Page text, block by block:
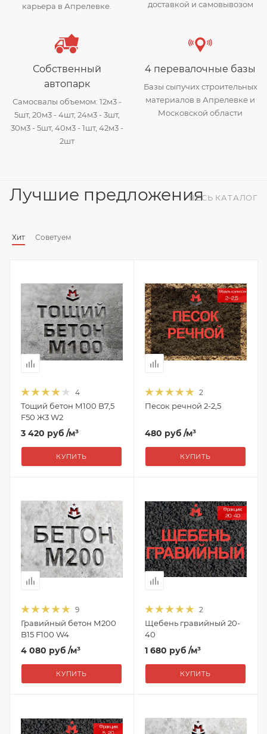
карьера в Апрелевке. доставкой и самовывозом
Собственный
автопарк
Самосвалы объемом: 12м3 -
5шт, 20м3 - 4шт, 24м3 - 3шт,
30м3 - 5шт, 40м3 - 1шт, 42м3 -
2шт
4 перевалочные базы
Базы сыпучих строительных
материалов в Апрелевке и
Московской области
Лучшие предложения
Хит Советуем
ВЕСЬ КАТАЛОГ
4
Тощий бетон М100 B7,5
F50 Ж3 W2
3 420 руб /м³
КУПИТЬ
2
Песок речной 2-2,5
480 руб /м³
КУПИТЬ
9
Гравийный бетон М200
B15 F100 W4
4 080 руб /м³
КУПИТЬ
2
Щебень гравийный 20-
40
1 680 руб /м³
КУПИТЬ